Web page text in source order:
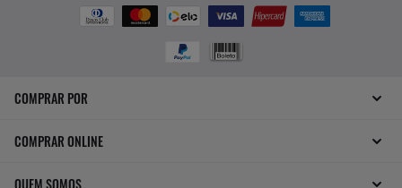
COMPRAR POR
COMPRAR ONLINE
QUEM SOMOS